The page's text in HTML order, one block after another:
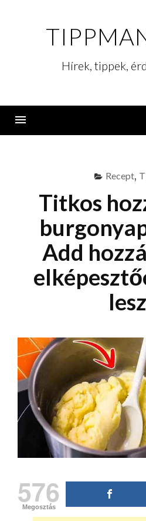
Hírek, tippek,
Recept,
Titkos
Add
576
Megosztás